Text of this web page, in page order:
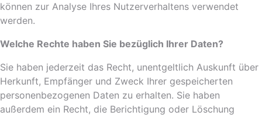
können zur Analyse Ihres Nutzerverhaltens verwendet
werden.
Welche Rechte haben Sie bezüglich Ihrer Daten?
Sie haben jederzeit das Recht, unentgeltlich Auskunft über
Herkunft, Empfänger und Zweck Ihrer gespeicherten
personenbezogenen Daten zu erhalten. Sie haben
außerdem ein Recht, die Berichtigung oder Löschung